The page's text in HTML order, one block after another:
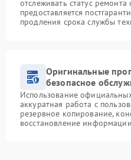
отслеживать статус
предоставляется
продления срока службы
Оригинальные
безопасное
Использование
аккуратная работа с
резервное копирование,
восстановление